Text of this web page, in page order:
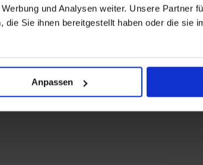
und Analysen weiter. Unsere Partner
Sie ihnen bereitgestellt haben oder die sie
Anpassen